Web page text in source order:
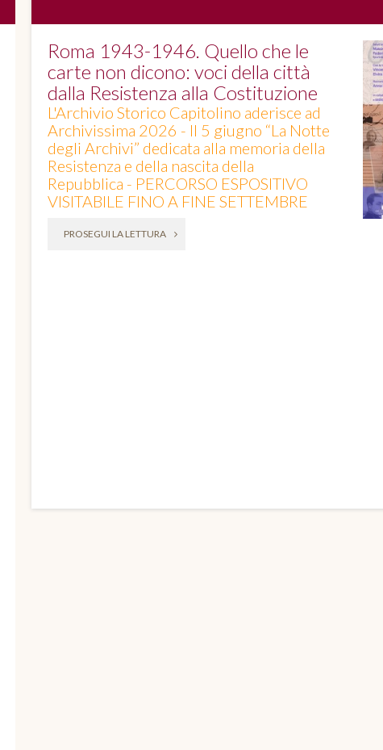
Roma 1943-1946. Quello che le
carte non dicono: voci della città
dalla Resistenza alla Costituzione
L'Archivio Storico Capitolino aderisce ad
Archivissima 2026 - Il 5 giugno “La Notte
degli Archivi” dedicata alla memoria della
Resistenza e della nascita della
Repubblica - PERCORSO ESPOSITIVO
VISITABILE FINO A FINE SETTEMBRE
PROSEGUI LA LETTURA